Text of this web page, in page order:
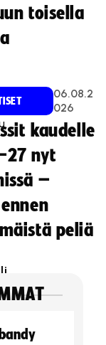
toisella
06.08.2
026
kaudelle
nyt
–
peliä